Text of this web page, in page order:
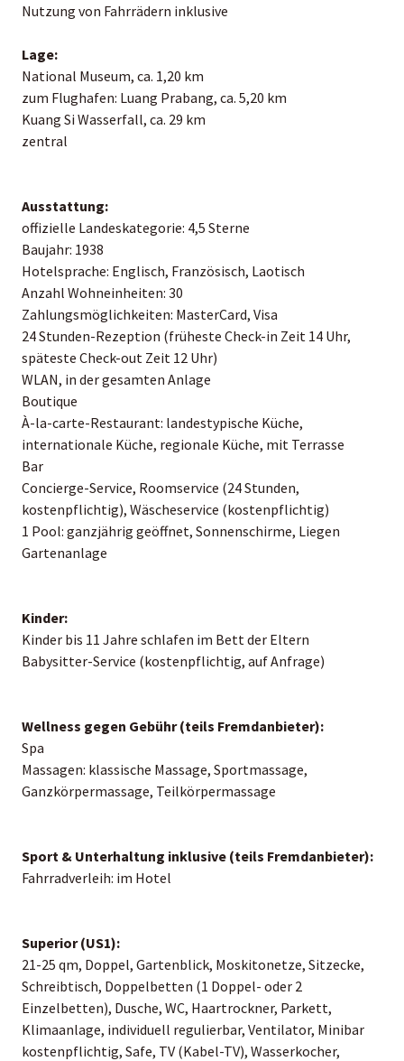
Nutzung von Fahrrädern inklusive
Lage:
National Museum, ca. 1,20 km
zum Flughafen: Luang Prabang, ca. 5,20 km
Kuang Si Wasserfall, ca. 29 km
zentral
Ausstattung:
offizielle Landeskategorie: 4,5 Sterne
Baujahr: 1938
Hotelsprache: Englisch, Französisch, Laotisch
Anzahl Wohneinheiten: 30
Zahlungsmöglichkeiten: MasterCard, Visa
24 Stunden-Rezeption (früheste Check-in Zeit 14 Uhr,
späteste Check-out Zeit 12 Uhr)
WLAN, in der gesamten Anlage
Boutique
À-la-carte-Restaurant: landestypische Küche,
internationale Küche, regionale Küche, mit Terrasse
Bar
Concierge-Service, Roomservice (24 Stunden,
kostenpflichtig), Wäscheservice (kostenpflichtig)
1 Pool: ganzjährig geöffnet, Sonnenschirme, Liegen
Gartenanlage
Kinder:
Kinder bis 11 Jahre schlafen im Bett der Eltern
Babysitter-Service (kostenpflichtig, auf Anfrage)
Wellness gegen Gebühr (teils Fremdanbieter):
Spa
Massagen: klassische Massage, Sportmassage,
Ganzkörpermassage, Teilkörpermassage
Sport & Unterhaltung inklusive (teils Fremdanbieter):
Fahrradverleih: im Hotel
Superior (US1):
21-25 qm, Doppel, Gartenblick, Moskitonetze, Sitzecke,
Schreibtisch, Doppelbetten (1 Doppel- oder 2
Einzelbetten), Dusche, WC, Haartrockner, Parkett,
Klimaanlage, individuell regulierbar, Ventilator, Minibar
kostenpflichtig, Safe, TV (Kabel-TV), Wasserkocher,